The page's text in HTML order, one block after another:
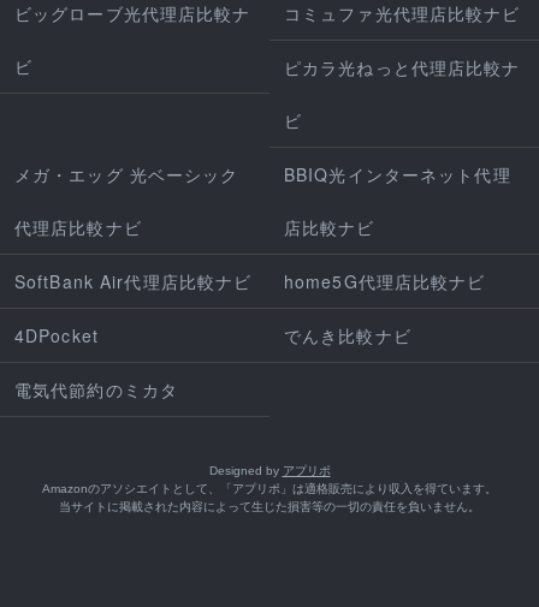
ビッグローブ光代理店比較ナ
ビ
コミュファ光代理店比較ナビ
ピカラ光ねっと代理店比較ナ
ビ
メガ・エッグ 光ベーシック
代理店比較ナビ
BBIQ光インターネット代理
店比較ナビ
SoftBank Air代理店比較ナビ home5G代理店比較ナビ
4DPocket でんき比較ナビ
電気代節約のミカタ
Designed by アプリポ
Amazonのアソシエイトとして、「アプリポ」は適格販売により収入を得ています。
当サイトに掲載された内容によって生じた損害等の一切の責任を負いません。